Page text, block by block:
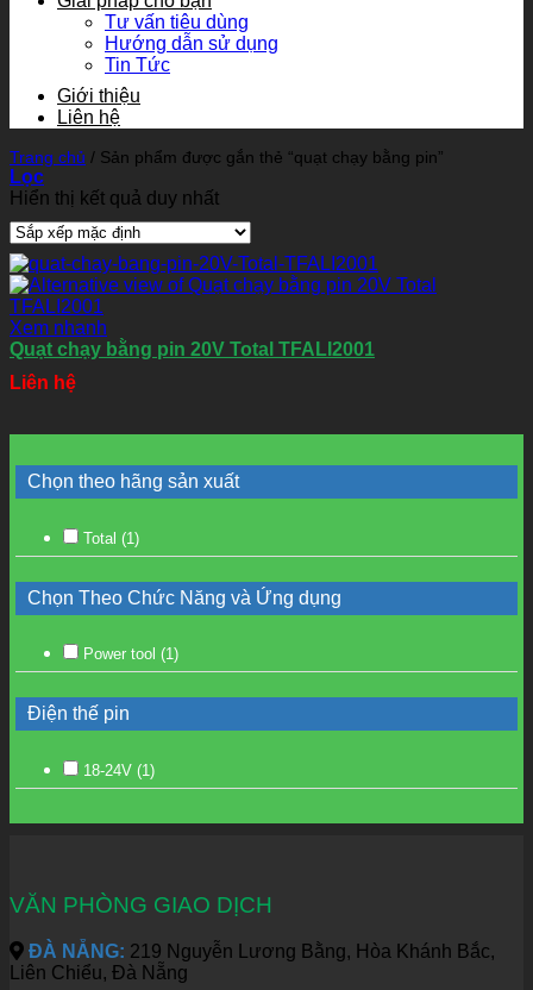
Tư vấn tiêu dùng
Hướng dẫn sử dụng
Tin Tức
Giới thiệu
Liên hệ
Trang chủ / Sản phẩm được gắn thẻ “quạt chạy bằng pin”
Lọc
Hiển thị kết quả duy nhất
Xem nhanh
Quạt chạy bằng pin 20V Total TFALI2001
Liên hệ
Chọn theo hãng sản xuất
Total (1)
Chọn Theo Chức Năng và Ứng dụng
Power tool (1)
Điện thế pin
18-24V (1)
VĂN PHÒNG GIAO DỊCH
ĐÀ NẴNG: 219 Nguyễn Lương Bằng, Hòa Khánh Bắc,
Liên Chiểu, Đà Nẵng